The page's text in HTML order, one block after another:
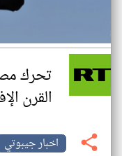
تحرك
القرن
اخبار جيبوتي